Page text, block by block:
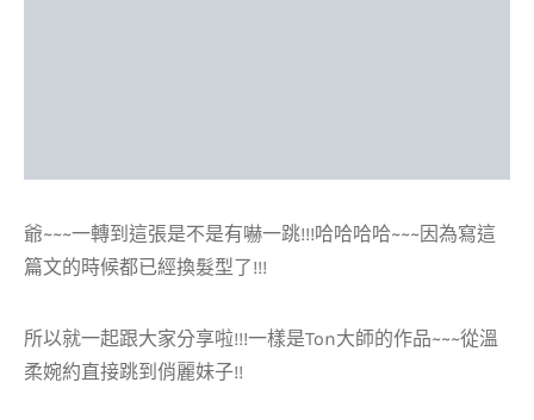
爺~~~一轉到這張是不是有嚇一跳!!!哈哈哈哈~~~因為寫這
篇文的時候都已經換髮型了!!!
所以就一起跟大家分享啦!!!一樣是Ton大師的作品~~~從溫
柔婉約直接跳到俏麗妹子!!